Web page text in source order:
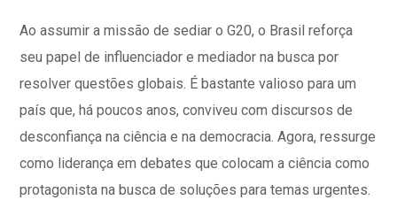
Ao assumir a missão de sediar o G20, o Brasil reforça
seu papel de influenciador e mediador na busca por
resolver questões globais. É bastante valioso para um
país que, há poucos anos, conviveu com discursos de
desconfiança na ciência e na democracia. Agora, ressurge
como liderança em debates que colocam a ciência como
protagonista na busca de soluções para temas urgentes.